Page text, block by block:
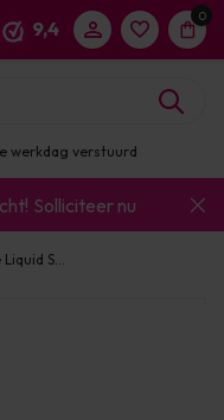
9,4
0
werkdag verstuurd
Solliciteer nu
S...